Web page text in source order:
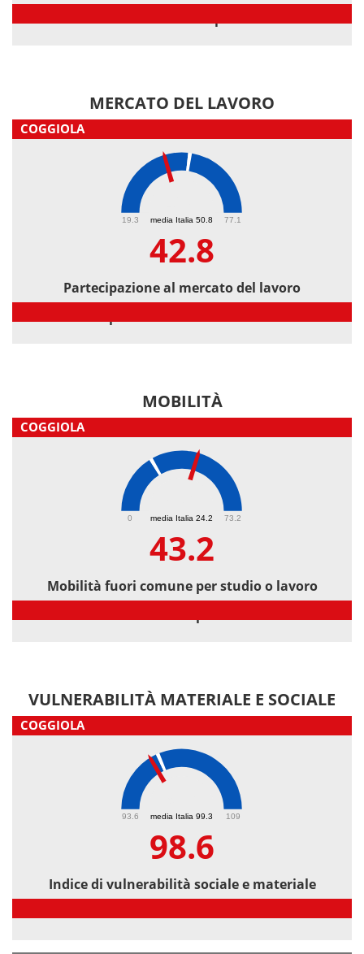
MERCATO DEL LAVORO
COGGIOLA
media Italia 50.8
19.3 77.1
42.8
Partecipazione al mercato del lavoro
MOBILITÀ
COGGIOLA
media Italia 24.2
0 73.2
43.2
Mobilità fuori comune per studio o lavoro
VULNERABILITÀ MATERIALE E SOCIALE
COGGIOLA
media Italia 99.3
93.6 109
98.6
Indice di vulnerabilità sociale e materiale